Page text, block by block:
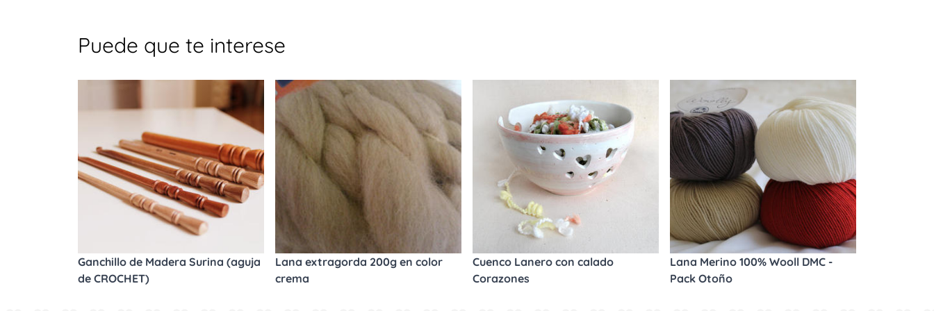
Puede que te interese
Ganchillo de Madera Surina (aguja
de CROCHET)
Lana extragorda 200g en color
crema
Cuenco Lanero con calado
Corazones
Lana Merino 100% Wooll DMC -
Pack Otoño